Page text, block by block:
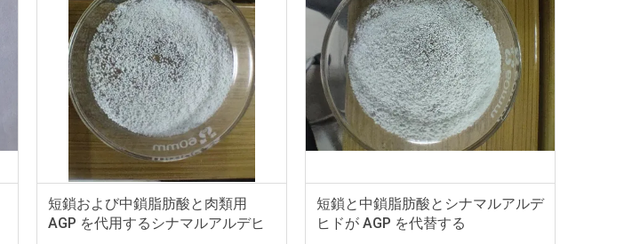
短鎖および中鎖脂肪酸と肉類用
AGP を代用するシナマルアルデヒ
短鎖と中鎖脂肪酸とシナマルアルデ
ヒドが AGP を代替する